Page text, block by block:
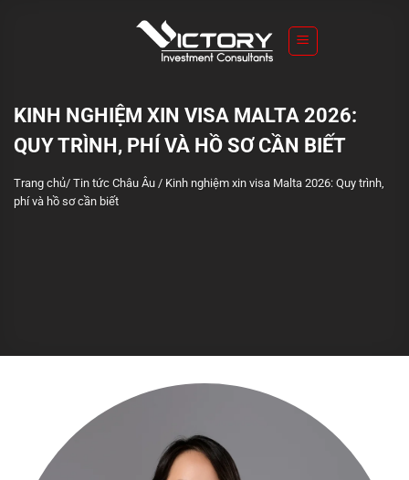
KINH NGHIỆM XIN VISA MALTA 2026:
QUY TRÌNH, PHÍ VÀ HỒ SƠ CẦN BIẾT
Trang chủ/ Tin tức Châu Âu / Kinh nghiệm xin visa Malta 2026: Quy trình,
phí và hồ sơ cần biết